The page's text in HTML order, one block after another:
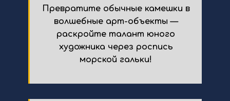
Превратите обычные камешки в
волшебные арт-объекты —
раскройте талант юного
художника через роспись
морской гальки!